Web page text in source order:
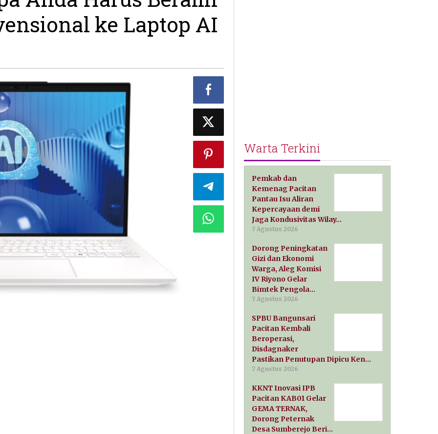
ke Laptop AI
Warta Terkini
Pemkab dan
Kemenag Pacitan
Pantau Isu Aliran
Kepercayaan demi
Jaga Kondusivitas Wilay…
7 Agustus 2026
Dorong Peningkatan
Gizi dan Ekonomi
Warga, Aleg Komisi
IV Riyono Gelar
Bimtek Pengola…
7 Agustus 2026
SPBU Bangunsari
Pacitan Kembali
Beroperasi,
Disdagnaker
Pastikan Penutupan Dipicu Ken…
7 Agustus 2026
KKNT Inovasi IPB
Pacitan KAB01 Gelar
GEMA TERNAK,
Dorong Peternak
Desa Sumberejo Beri…